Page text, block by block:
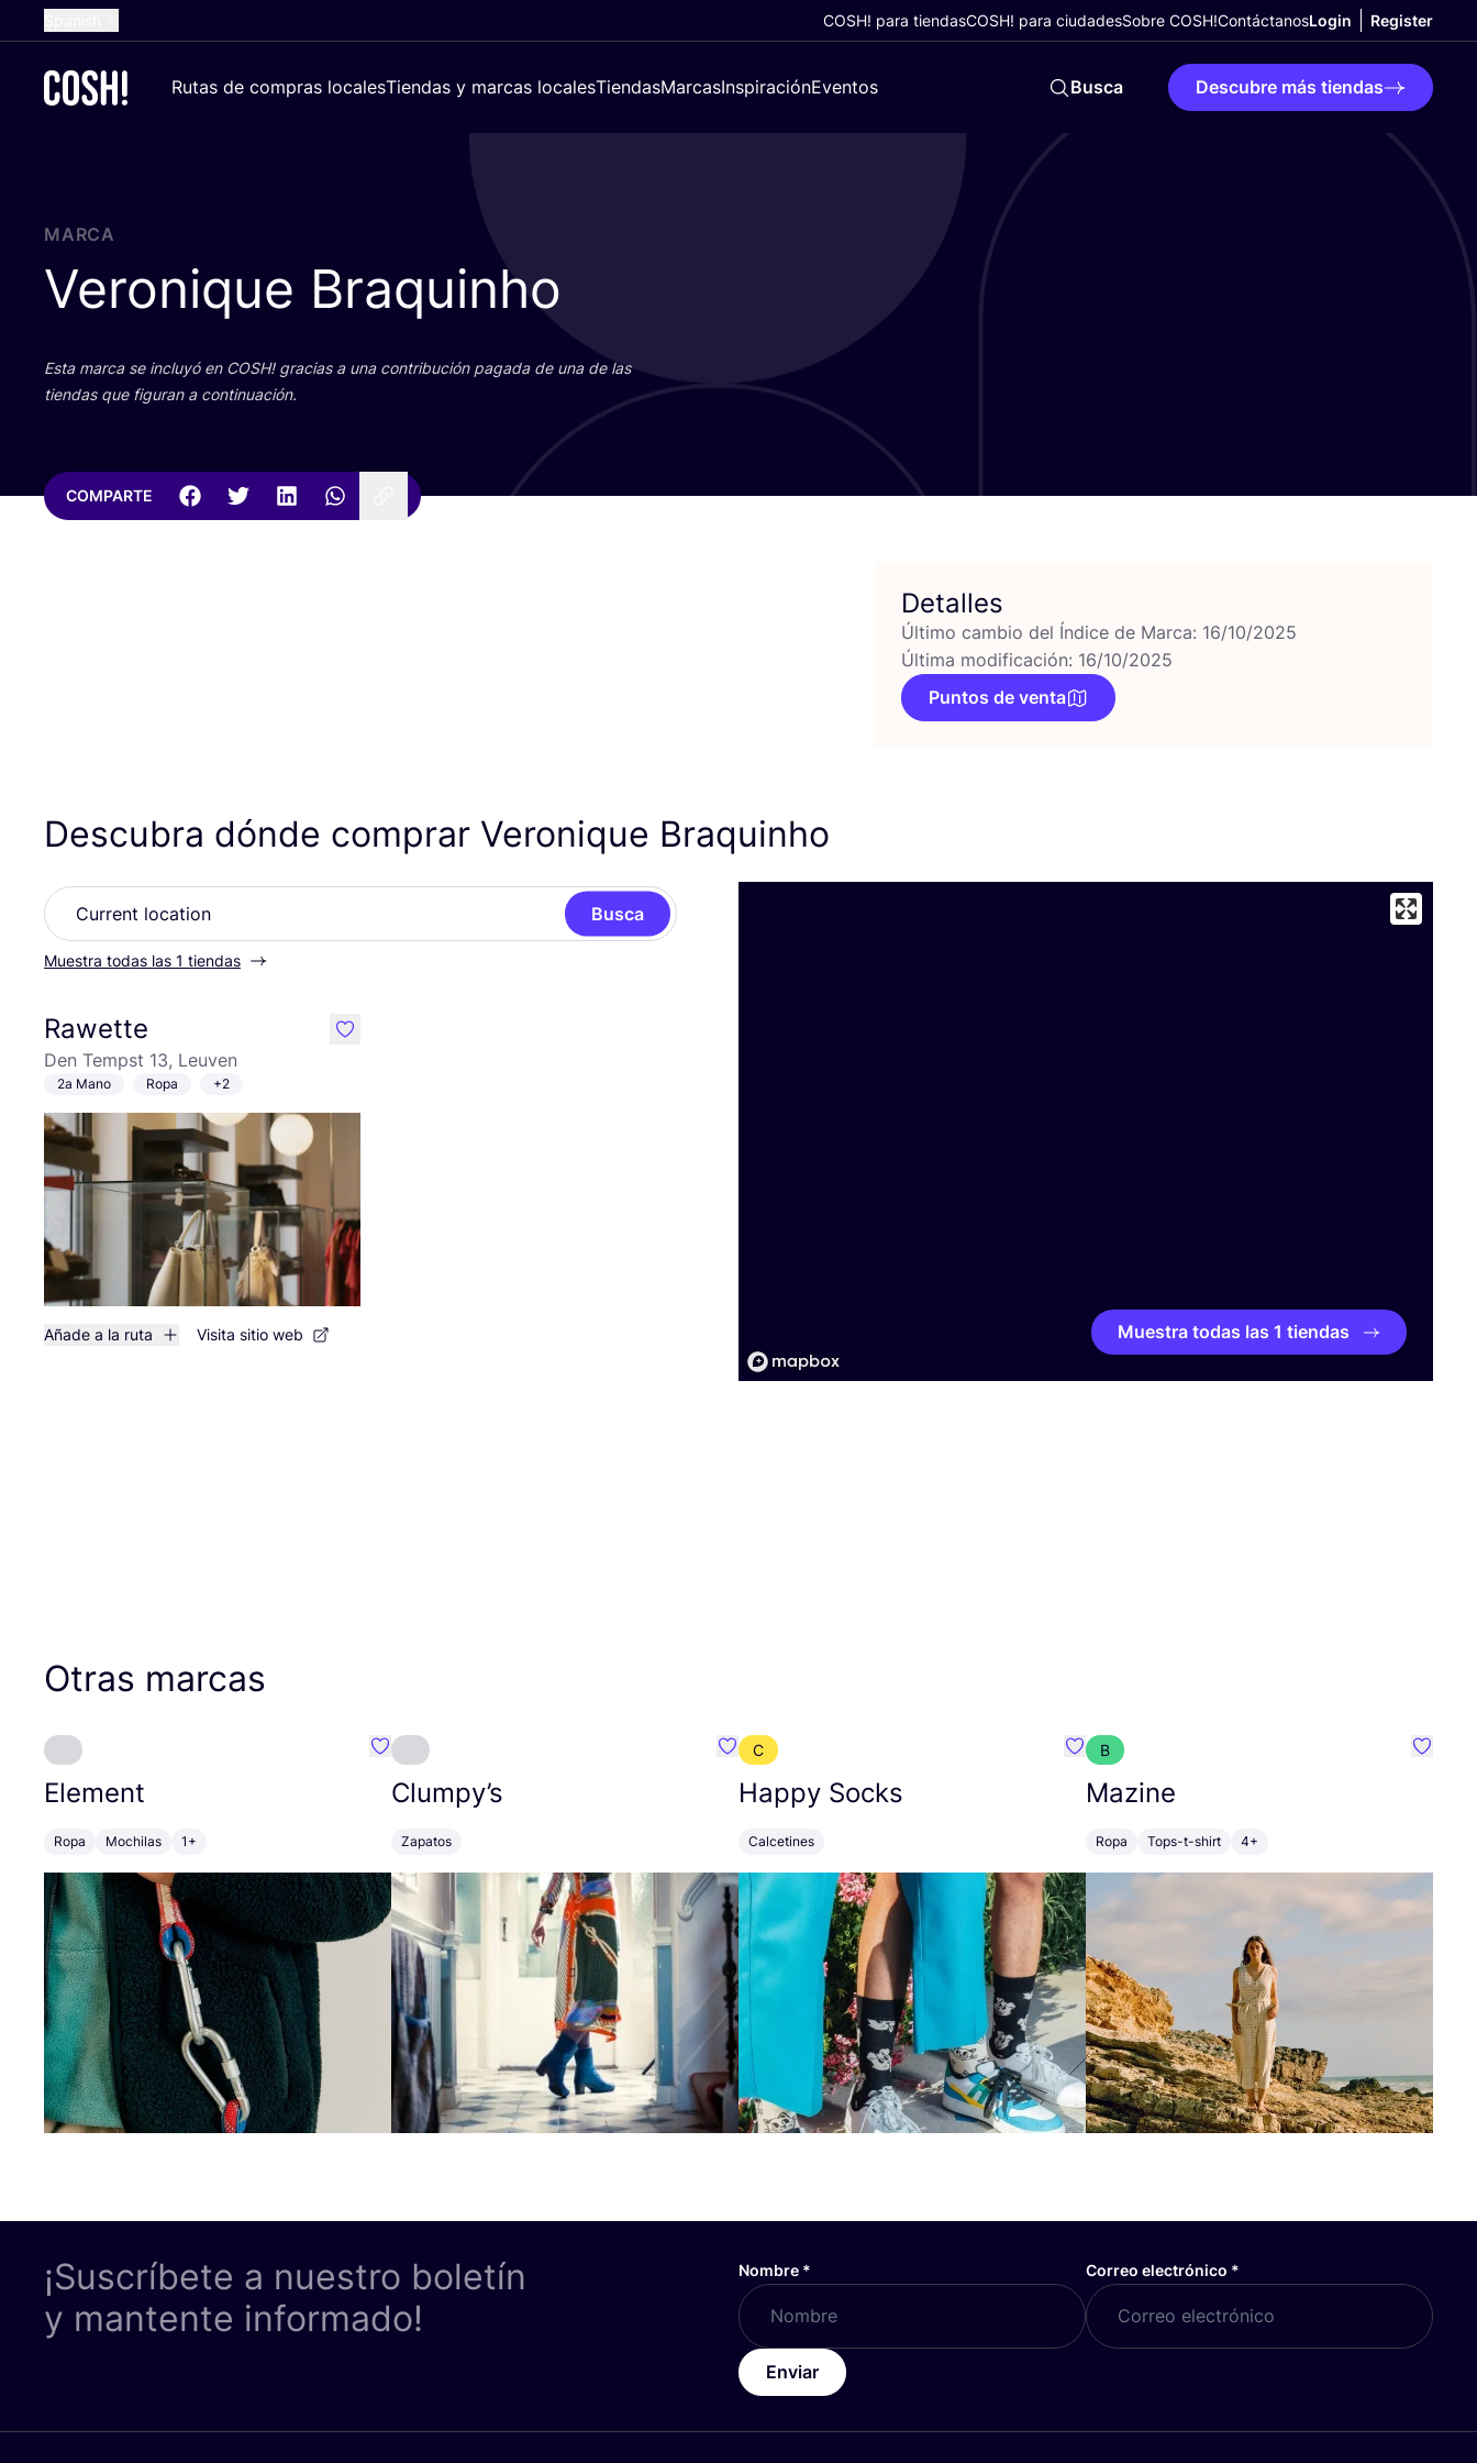
Dutch
Croatian
COSH! para tiendasCOSH! para ciudadesSobre COSH!ContáctanosLogin Register
Rutas de compras localesTiendas y marcas localesTiendasMarcasInspiraciónEventos Busca Descubre más tiendas
MARCA
Veronique Braquinho
Esta mar­ca se inclu­yó en COSH! gra­cias a una con­tri­bu­ción paga­da de una de las
tien­das que figu­ran a continuación.
COMPARTE
Detalles
Último cambio del Índice de Marca: 16/10/2025
Última modificación: 16/10/2025
Puntos de venta
Descubra dónde comprar Veronique Braquinho
Busca
Muestra todas las 1 tiendas
Rawette
Den Tempst 13, Leuven
2a Mano Ropa +2
Añade a la ruta Visita sitio web
like
Muestra todas las 1 tiendas
Otras marcas
Element
Ropa Mochilas 1+
Favoritos {nombre}
Clumpy’s
Zapatos
Favoritos {nombre}
C
Happy Socks
Calcetines
Favoritos {nombre}
B
Mazine
Ropa Tops-t-shirt 4+
¡Suscríbete a nuestro boletín
y mantente informado!
Nombre * Correo electrónico *
Enviar